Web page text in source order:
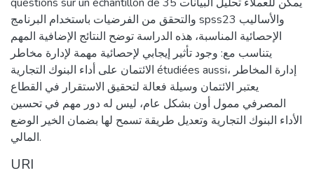
والتحقق من الفرضيات باستخدام البرنامج spss23 والأساليب
الإحصائية المناسبة، هذه الدراسة توضح النتائج الإضافية المهم
يتناسب مع: وجود تأثير إيجابي لإحصائية مهمة لإدارة مخاطر
الائتمان على أداء البنوك التجارية étudiées aussi، إدارة المخاطر
يعتبر الائتمان وسيلة فعالة لتحقيق الاستقرار في القطاع
المصرفي ممول أون بشكل عام، ليس له دور مهم في تحسين
الأداء البنوك التجارية وتعديل طريقة تسمح لها بضمان الخير الوضع
المالي.
URI